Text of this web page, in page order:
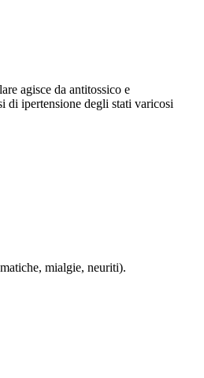
agisce da antitossico e
di ipertensione degli stati varicosi
mialgie, neuriti).